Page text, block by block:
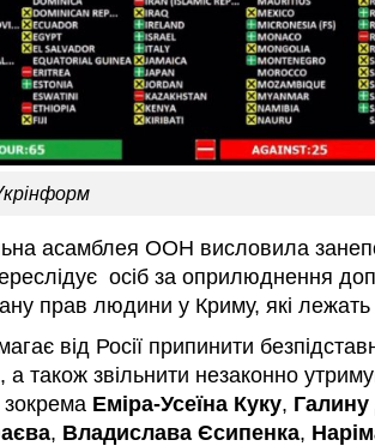
асамблея ООН висловила
осіб за оприлюднення
прав людини у Криму, які лежать
від Росії припинити
а також звільнити незаконно
зокрема Еміра-Усеїна Куку,
, Владислава Єсипенка,